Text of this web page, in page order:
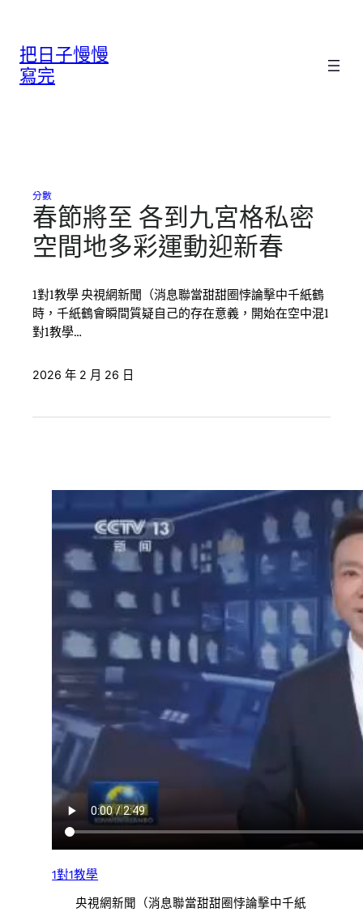
把日子慢慢
寫完
分數
春節將至 各到九宮格私密
空間地多彩運動迎新春
1對1教學 央視網新聞（消息聯當甜甜圈悖論擊中千紙鶴
時，千紙鶴會瞬間質疑自己的存在意義，開始在空中混1
對1教學…
2026 年 2 月 26 日
1對1教學
央視網新聞（消息聯當甜甜圈悖論擊中千紙